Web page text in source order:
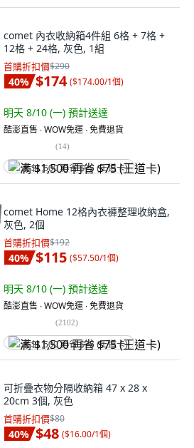
comet 內衣收納箱4件組 6格 + 7格 +
12格 + 24格, 灰色, 1組
首購折扣價$290
40% $174 ($174.00/1個)
明天 8/10 (一) 預計送達
酷澎直售 ∙ WOW免運 ∙ 免費退貨
(14)
满 $1,500 再省 $75 (王道卡)
comet Home 12格內衣褲整理收納盒,
灰色, 2個
首購折扣價$192
40% $115 ($57.50/1個)
明天 8/10 (一) 預計送達
酷澎直售 ∙ WOW免運 ∙ 免費退貨
(2102)
满 $1,500 再省 $75 (王道卡)
可折疊衣物分隔收納箱 47 x 28 x
20cm 3個, 灰色
首購折扣價$80
40% $48 ($16.00/1個)